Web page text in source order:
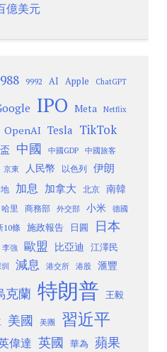
億美元
9992 AI Apple ChatGPT
IPO Meta Netflix
OpenAI Tesla TikTok
中國 中國GDP 中國旅客
京東 人民幣 以色列 伊朗
加息 加拿大 北京
南韓
哈里 商務部 外交部 小米 德國
10條 施政報告 日圓 日本
李強 歐盟 比亞迪 江澤民
減息 港交所 港股 滙豐
克蘭 特朗普 王毅
美國 美團 習近平
偉達 英國 華為 蘋果